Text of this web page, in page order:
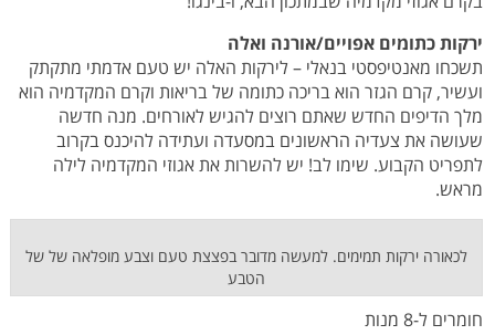
ירקות כתומים אפויים/אורנה ואלה
תשכחו מאנטיפסטי בנאלי – לירקות האלה יש טעם אדמתי מתקתק
ועשיר, קרם הגזר הוא בריכה כתומה של בריאות וקרם המקדמיה הוא
מלך הדיפים החדש שאתם רוצים להגיש לאורחים. מנה חדשה
שעושה את צעדיה הראשונים במסעדה ועתידה להיכנס בקרוב
לתפריט הקבוע. שימו לב! יש להשרות את אגוזי המקדמיה לילה
מראש.
לכאורה ירקות תמימים. למעשה מדובר בפצצת טעם וצבע מופלאה של של
הטבע
חומרים ל-8 מנות